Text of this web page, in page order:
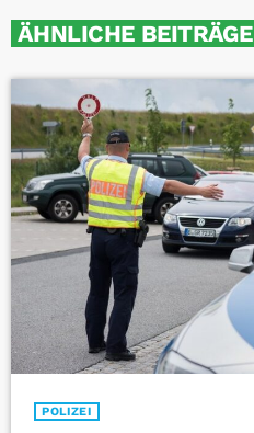
ÄHNLICHE BEITRÄGE
POLIZEI